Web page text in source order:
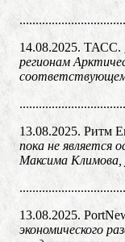
14.08.2025. ТАСС.
регионам
13.08.2025. Ритм
пока не является
Максима Климова,
13.08.2025.
экономического